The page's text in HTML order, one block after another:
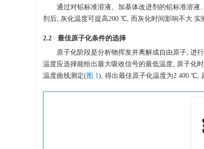
通过对铅标准溶液、加基体改进剂的铅标准溶
剂后, 灰化温度可提高200 ℃, 而灰化时间影响不大.
2.2 最佳原子化条件的选择
原子化阶段是分析物挥发并离解成自由原子, 进
温度应选择能给出最大吸收信号的最低温度, 原子化
温度曲线测定(图 1), 得出最佳原子化温度为2 400 ℃,